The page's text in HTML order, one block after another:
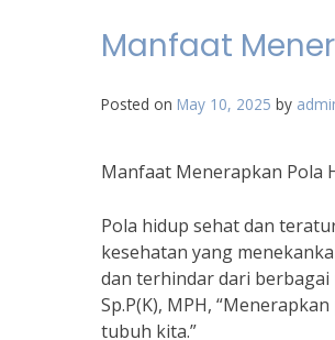
Manfaat
Posted on May 10, 2025 by
Manfaat Menerapkan Pola
Pola hidup sehat dan
kesehatan yang
dan terhindar dari berbagai
Sp.P(K), MPH,
tubuh kita.”